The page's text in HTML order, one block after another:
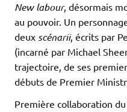
New labour, désormais
au pouvoir. Un
deux scénarii, écrits par
(incarné par Michael
trajectoire, de ses
débuts de Premier
Première collaboration